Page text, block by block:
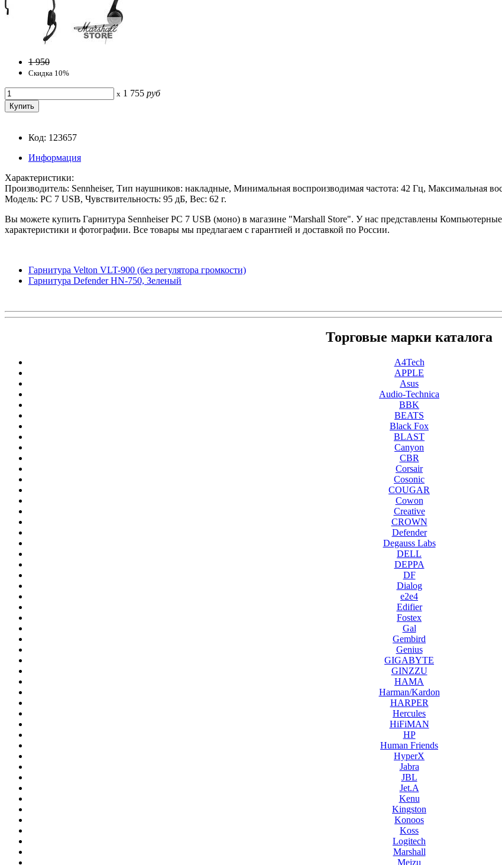
1 950
Скидка 10%
x 1 755 руб
Код: 123657
Информация
Характеристики:
Производитель: Sennheiser, Тип наушников: накладные, Минимальная воспроизводимая частота: 42 Гц, Максимальная
Модель: PC 7 USB, Чувствительность: 95 дБ, Вес: 62 г.
Вы можете купить Гарнитура Sennheiser PC 7 USB (моно) в магазине "Marshall Store". У нас представлены
характеристики и фотографии. Все товары мы предлагаем с гарантией и доставкой по России.
Гарнитура Velton VLT-900 (без регулятора громкости)
Гарнитура Defender HN-750, Зеленый
Торговые марки каталога
A4Tech
APPLE
Asus
Audio-Technica
BBK
BEATS
Black Fox
BLAST
Canyon
CBR
Corsair
Cosonic
COUGAR
Cowon
Creative
CROWN
Defender
Degauss Labs
DELL
DEPPA
DF
Dialog
e2e4
Edifier
Fostex
Gal
Gembird
Genius
GIGABYTE
GINZZU
HAMA
Harman/Kardon
HARPER
Hercules
HiFiMAN
HP
Human Friends
HyperX
Jabra
JBL
Jet.A
Kenu
Kingston
Konoos
Koss
Logitech
Marshall
Meizu